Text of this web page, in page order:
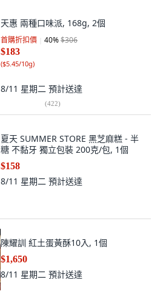
天惠 兩種口味派, 168g, 2個
首購折扣價 40%$306
$183
($5.45/10g)
8/11 星期二 預計送達
(422)
夏天 SUMMER STORE 黑芝麻糕 - 半
糖 不黏牙 獨立包裝 200克/包, 1個
$158
8/11 星期二 預計送達
陳耀訓 紅土蛋黃酥10入, 1個
$1,650
8/11 星期二 預計送達